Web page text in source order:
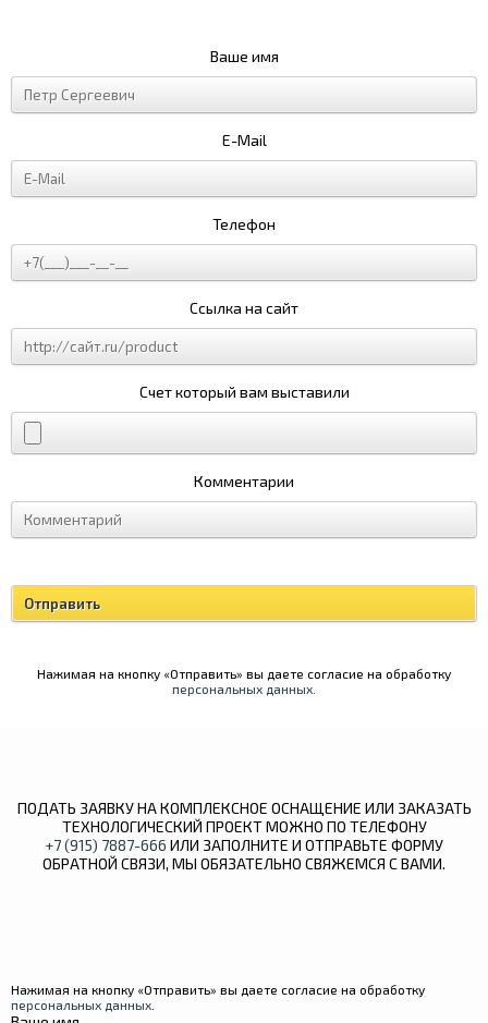
Ваше имя
E-Mail
Телефон
Ссылка на сайт
Счет который вам выставили
Комментарии
Нажимая на кнопку «Отправить» вы даете согласие на обработку
персональных данных
ПОДАТЬ ЗАЯВКУ НА КОМПЛЕКСНОЕ ОСНАЩЕНИЕ ИЛИ ЗАКАЗАТЬ
ТЕХНОЛОГИЧЕСКИЙ ПРОЕКТ МОЖНО ПО ТЕЛЕФОНУ
+7 (915) 7887-666 ИЛИ ЗАПОЛНИТЕ И ОТПРАВЬТЕ ФОРМУ
ОБРАТНОЙ СВЯЗИ, МЫ ОБЯЗАТЕЛЬНО СВЯЖЕМСЯ С ВАМИ.
Нажимая на кнопку «Отправить» вы даете согласие на обработку
персональных данных